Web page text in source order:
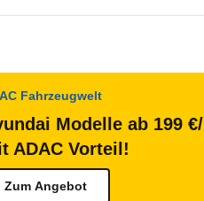
Fahrzeugwelt
Modelle ab 199
ADAC Vorteil!
Zum Angebot